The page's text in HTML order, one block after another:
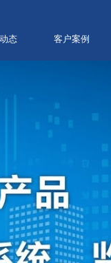
态 客户案例